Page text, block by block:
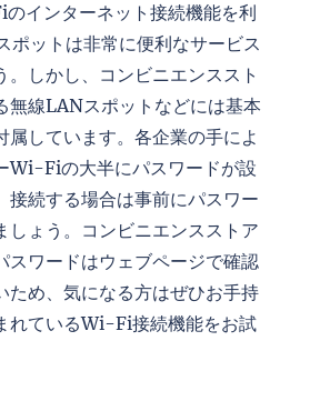
インターネット接続機能を利
ポットは非常に便利なサービス
。しかし、コンビニエンススト
無線LANスポットなどには基本
属しています。各企業の手によ
Wi-Fiの大半にパスワードが設
接続する場合は事前にパスワー
しょう。コンビニエンスストア
スワードはウェブページで確認
ため、気になる方はぜひお手持
れているWi-Fi接続機能をお試